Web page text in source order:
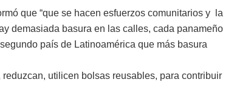
que “que se hacen esfuerzos comunitarios y la
demasiada basura en las calles, cada panameño
país de Latinoamérica que más basura
utilicen bolsas reusables, para contribuir